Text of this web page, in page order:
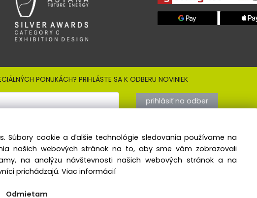
PONUKÁCH? PRIHLÁSTE SA K ODBERU NOVINIEK
prihlásiť na odber
SOCIÁLNE SIETE:
facebook.com/xtraslovakia
instagram.com/xtraslovakia
Pondelok -
Sobota-
Súbory cookie a ďalšie technológie sledovania používame na
našich webových stránok na to, aby sme vám zobrazovali
na analýzu návštevnosti našich webových stránok a na
prichádzajú. Viac informácií
Odmietam